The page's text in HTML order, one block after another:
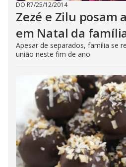
DO R7/25/12/2014
Zezé e Zilu posam
em Natal da
Apesar de separados, família se
união neste fim de ano